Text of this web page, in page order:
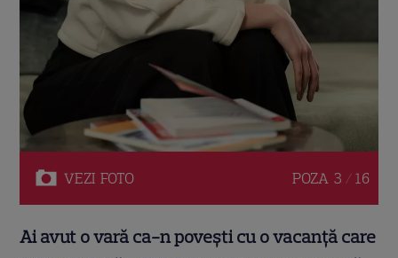
VEZI FOTO POZA 3 / 16
Ai avut o vară ca-n povești cu o vacanță care